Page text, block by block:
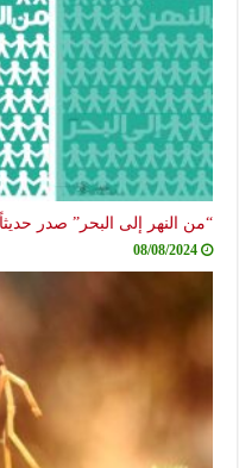
“من النهر إلى البحر” صدر
08/08/2024